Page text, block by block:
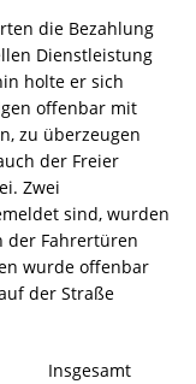
die Bezahlung
Dienstleistung
holte er sich
offenbar mit
zu überzeugen
der Freier
Zwei
sind, wurden
der Fahrertüren
wurde offenbar
der Straße
Insgesamt